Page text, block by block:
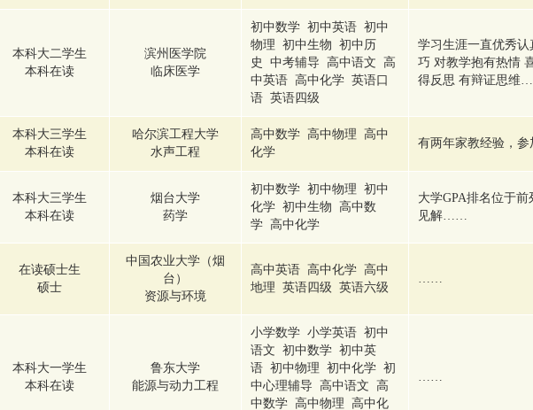
本科大二学生
本科在读
滨州医学院
临床医学
初中数学 初中英语 初中
物理 初中生物 初中历
史 中考辅导 高中语文 高
中英语 高中化学 英语口
语 英语四级
学习生涯一直优秀
巧 对教学抱有热情
得反思 有辩证思维
本科大三学生
本科在读
哈尔滨工程大学
水声工程
高中数学 高中物理 高中
化学
有两年家教经验，
本科大三学生
本科在读
烟台大学
药学
初中数学 初中物理 初中
化学 初中生物 高中数
学 高中化学
大学GPA排名位于
见解……
在读硕士生
硕士
中国农业大学（烟
台）
资源与环境
高中英语 高中化学 高中
地理 英语四级 英语六级
……
本科大一学生
本科在读
鲁东大学
能源与动力工程
小学数学 小学英语 初中
语文 初中数学 初中英
语 初中物理 初中化学 初
中心理辅导 高中语文 高
中数学 高中物理 高中化
……